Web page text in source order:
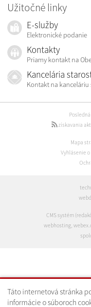
Táto internetová stránka
informácie o súboroch
Užitočné linky
E-služby
Elektronické podanie
Kontakty
Priamy kontakt na
Kancelária
Kontakt na
získavania
Mapa
Vyhlásenie
CMS systém
webhosting